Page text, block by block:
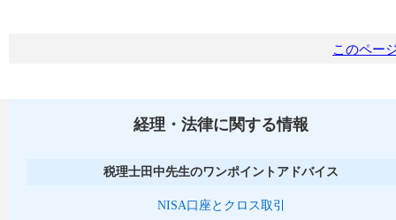
このペー
経理・法律に関する情報
税理士田中先生のワンポイントアドバイス
NISA口座とクロス取引